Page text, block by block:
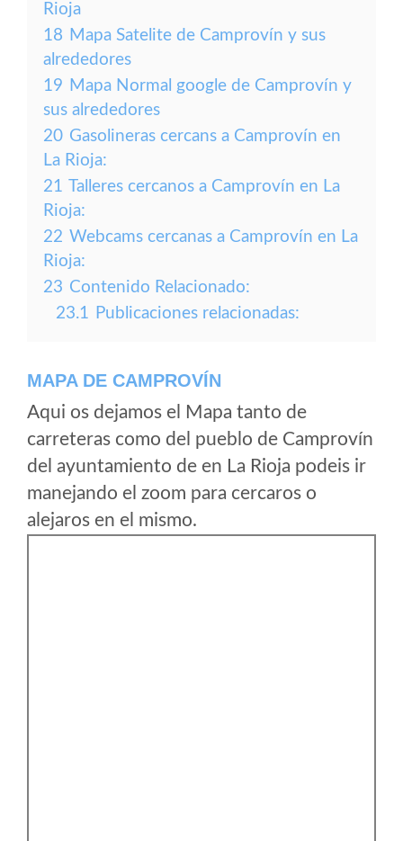
Rioja
18 Mapa Satelite de Camprovín y sus
alrededores
19 Mapa Normal google de Camprovín y
sus alrededores
20 Gasolineras cercans a Camprovín en
La Rioja:
21 Talleres cercanos a Camprovín en La
Rioja:
22 Webcams cercanas a Camprovín en La
Rioja:
23 Contenido Relacionado:
23.1 Publicaciones relacionadas:
MAPA DE CAMPROVÍN
Aqui os dejamos el Mapa tanto de
carreteras como del pueblo de Camprovín
del ayuntamiento de en La Rioja podeis ir
manejando el zoom para cercaros o
alejaros en el mismo.